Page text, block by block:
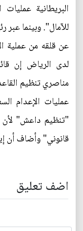
البريطانية
للآمال". وبينما عبر
عن قلقه من عملية
لدى الرياض إن
مناصري تنظيم
عمليات الإعدام
"تنظيم داعش"
قانوني" وأضاف أن
اضف تعليق